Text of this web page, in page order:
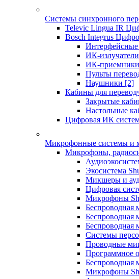
Системы синхронного
Televic Lingua IR
Bosch Integrus
Интерфейсные
ИК-
ИК-приемники
Пульты
Наушники [2]
Кабины для
Закрытые
Настольные
Цифровая ИК
Микрофонные системы и
Микрофоны,
Экосистема
Микшеры и
Цифровая
Микрофоны
Беспроводная
Беспроводная
Беспроводная
Системы
Проводные
Программное
Беспроводная
Микрофоны